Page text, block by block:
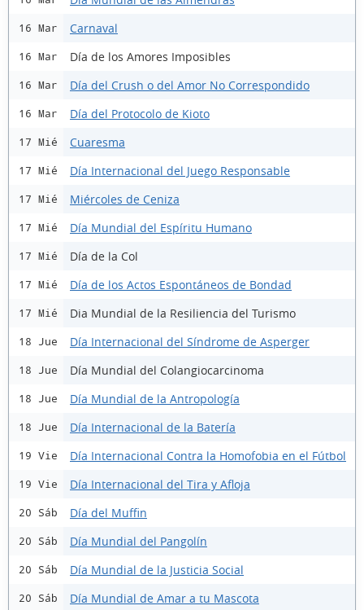
16 Mar Carnaval
16 Mar Día de los Amores Imposibles
16 Mar Día del Crush o del Amor No Correspondido
16 Mar Día del Protocolo de Kioto
17 Mié Cuaresma
17 Mié Día Internacional del Juego Responsable
17 Mié Miércoles de Ceniza
17 Mié Día Mundial del Espíritu Humano
17 Mié Día de la Col
17 Mié Día de los Actos Espontáneos de Bondad
17 Mié Dia Mundial de la Resiliencia del Turismo
18 Jue Día Internacional del Síndrome de Asperger
18 Jue Día Mundial del Colangiocarcinoma
18 Jue Día Mundial de la Antropología
18 Jue Día Internacional de la Batería
19 Vie Día Internacional Contra la Homofobia en el Fútbol
19 Vie Día Internacional del Tira y Afloja
20 Sáb Día del Muffin
20 Sáb Día Mundial del Pangolín
20 Sáb Día Mundial de la Justicia Social
20 Sáb Día Mundial de Amar a tu Mascota